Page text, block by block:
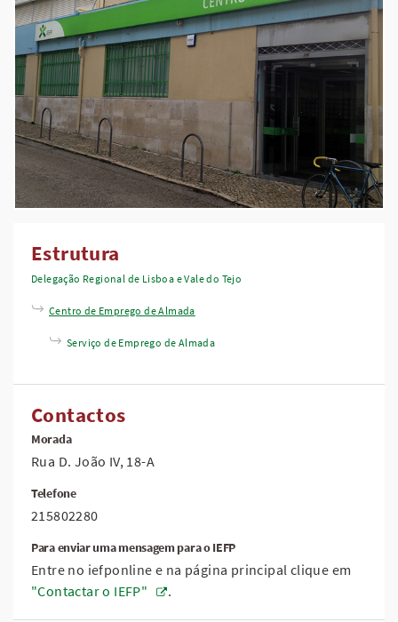
Estrutura
Delegação Regional de Lisboa e Vale do Tejo
Centro de Emprego de Almada
Serviço de Emprego de Almada
Contactos
Morada
Rua D. João IV, 18-A
Telefone
215802280
Para enviar uma mensagem para o IEFP
Entre no iefponline e na página principal clique em
"Contactar o IEFP"
.